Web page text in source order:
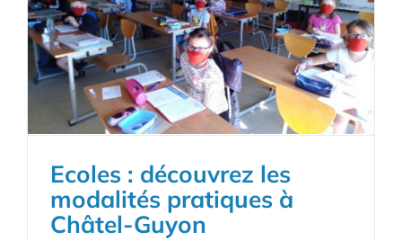
Ecoles : découvrez les
modalités pratiques à
Châtel-Guyon